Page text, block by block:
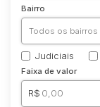
Comercial
Imóvel
Lote
Lote/Terreno
Rural
Bairro
Judiciais
Faixa de valor
R$